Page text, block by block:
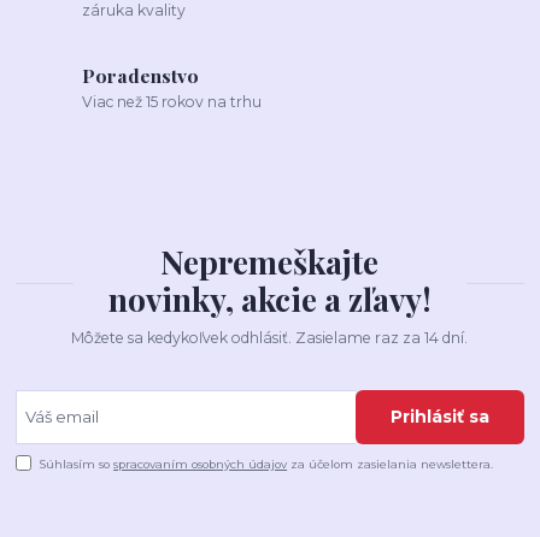
záruka kvality
Poradenstvo
Viac než 15 rokov na trhu
Nepremeškajte
novinky, akcie a zľavy!
Môžete sa kedykoľvek odhlásiť. Zasielame raz za 14 dní.
Prihlásiť sa
Súhlasím sospracovaním osobných údajov za účelom zasielania newslettera.